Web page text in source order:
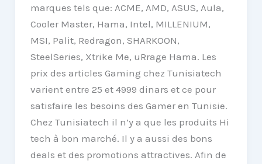
marques tels que: ACME, AMD, ASUS, Aula,
Cooler Master, Hama, Intel, MILLENIUM,
MSI, Palit, Redragon, SHARKOON,
SteelSeries, Xtrike Me, uRrage Hama. Les
prix des articles Gaming chez Tunisiatech
varient entre 25 et 4999 dinars et ce pour
satisfaire les besoins des Gamer en Tunisie.
Chez Tunisiatech il n’y a que les produits Hi
tech à bon marché. Il y a aussi des bons
deals et des promotions attractives. Afin de